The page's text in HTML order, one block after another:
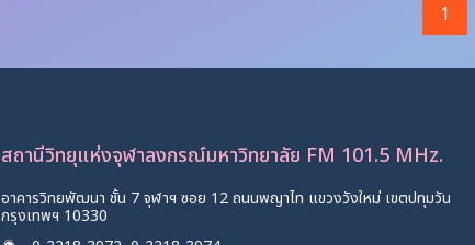
1
สถานีวิทยุแห่งจุฬาลงกรณ์มหาวิทยาลัย FM 101.5 MHz.
อาคารวิทยพัฒนา ชั้น 7 จุฬาฯ ซอย 12 ถนนพญาไท แขวงวังใหม่ เขตปทุมวัน
กรุงเทพฯ 10330